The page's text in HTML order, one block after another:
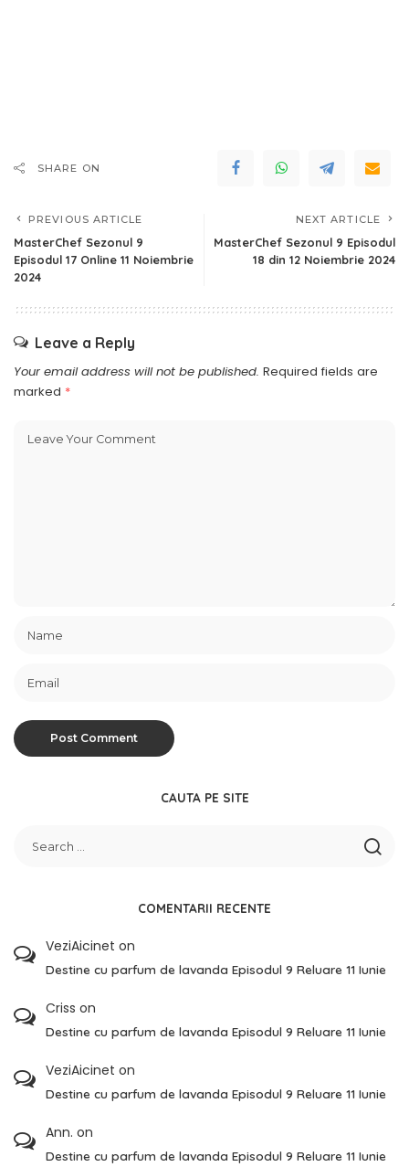
SHARE ON
PREVIOUS ARTICLE
MasterChef Sezonul 9
Episodul 17 Online 11 Noiembrie
2024
NEXT ARTICLE
MasterChef Sezonul 9 Episodul
18 din 12 Noiembrie 2024
Leave a Reply
Your email address will not be published. Required fields are
marked *
CAUTA PE SITE
COMENTARII RECENTE
VeziAicinet on
Destine cu parfum de lavanda Episodul 9 Reluare 11 Iunie
Criss on
Destine cu parfum de lavanda Episodul 9 Reluare 11 Iunie
VeziAicinet on
Destine cu parfum de lavanda Episodul 9 Reluare 11 Iunie
Ann. on
Destine cu parfum de lavanda Episodul 9 Reluare 11 Iunie